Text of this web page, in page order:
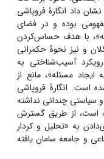
داد انگارۀ فروپاشی
بوده و در فضای
با هدف حساس‌کردن
و نیز نحوۀ حکمرانی
آسیب‌شناختی به
مسئله»، مانع از
است. انگارۀ فروپاشی
و سیاستی چندانی نداشته
است، از طریق گسترش
به «تحلیل و کردار
و جامعه سامان یافته